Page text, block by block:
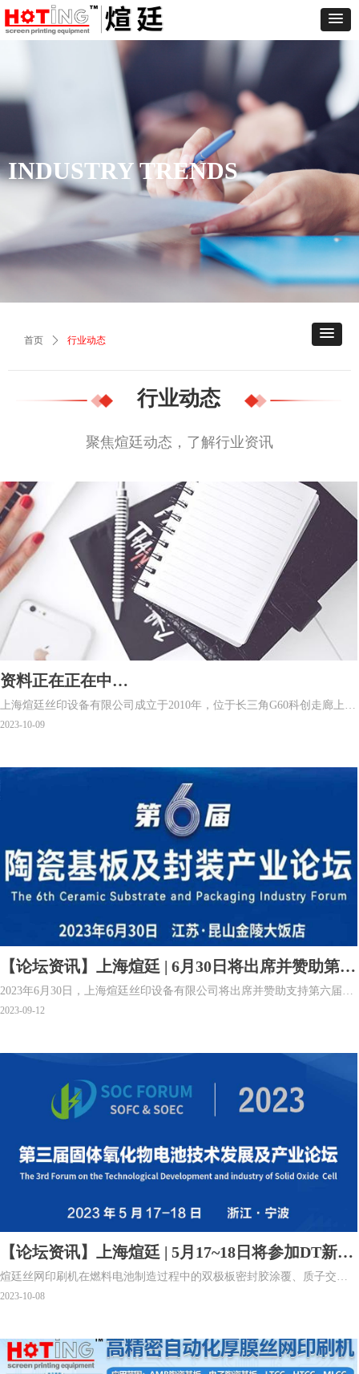
聚焦煊廷动态，了解行业资讯
行业动态
INDUSTRY TRENDS
资料正在正在中…
上海煊廷丝印设备有限公司成立于2010年，位于长三角G60科创走廊上海
市松江区，是一家专业从事高精密自动化厚膜丝网印刷设备研发、生
基板、AMB陶瓷基板、IGBT陶瓷散热板、贴片电容电阻、叠层电感、电
子雾化芯、滤波器、压电陶瓷、陶瓷管壳、SOFC电池片、MEMS晶圆、
压力传感器、厚膜传感器等电子元器件的表面印刷、填孔、通孔相关工
艺制造。并形成有自主知识产权的产品系列。
2023-10-09
【论坛资讯】上海煊廷 | 6月30日将出席并赞助第六
届苏州陶瓷基板及封装产业论坛
2023年6月30日，上海煊廷丝印设备有限公司将出席并赞助支持第六届陶
瓷基板及封装产业论坛。
2023-09-12
【论坛资讯】上海煊廷 | 5月17~18日将参加DT新能
源2023第三届固体氧化物电池技术发展及产业论坛
煊廷丝网印刷机在燃料电池制造过程中的双极板密封胶涂覆、质子交换
膜催化剂涂覆、膜电极边框密封涂覆以及SOFC电池片印刷等环节中得到
动影像系统丝网印刷机将密封胶均匀快速的涂覆到石墨双极板上，有效
解决了以往点胶工艺中出现的胶层厚度无法控制、连接处有接缝等造成
2023-10-08
首页 ꄲ 行业动态